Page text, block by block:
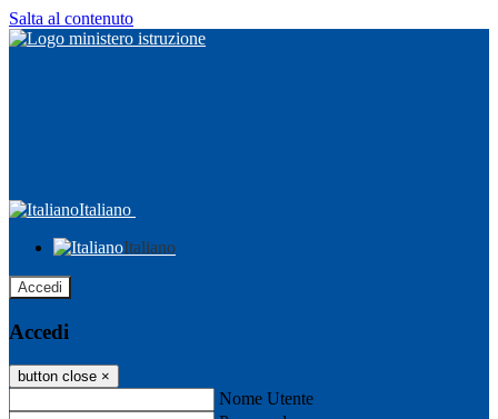
Salta al contenuto
Italiano
Italiano
Accedi
Accedi
button close ×
Nome Utente